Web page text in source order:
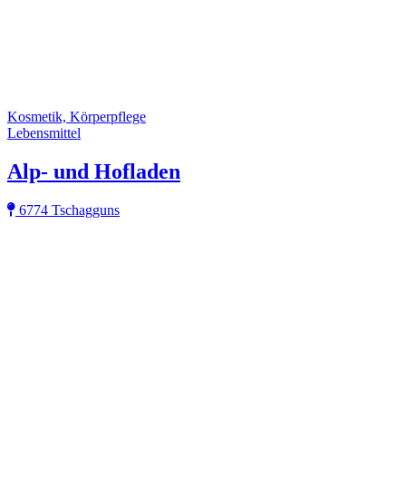
Kosmetik, Körperpflege
Lebensmittel
Alp- und Hofladen
6774 Tschagguns